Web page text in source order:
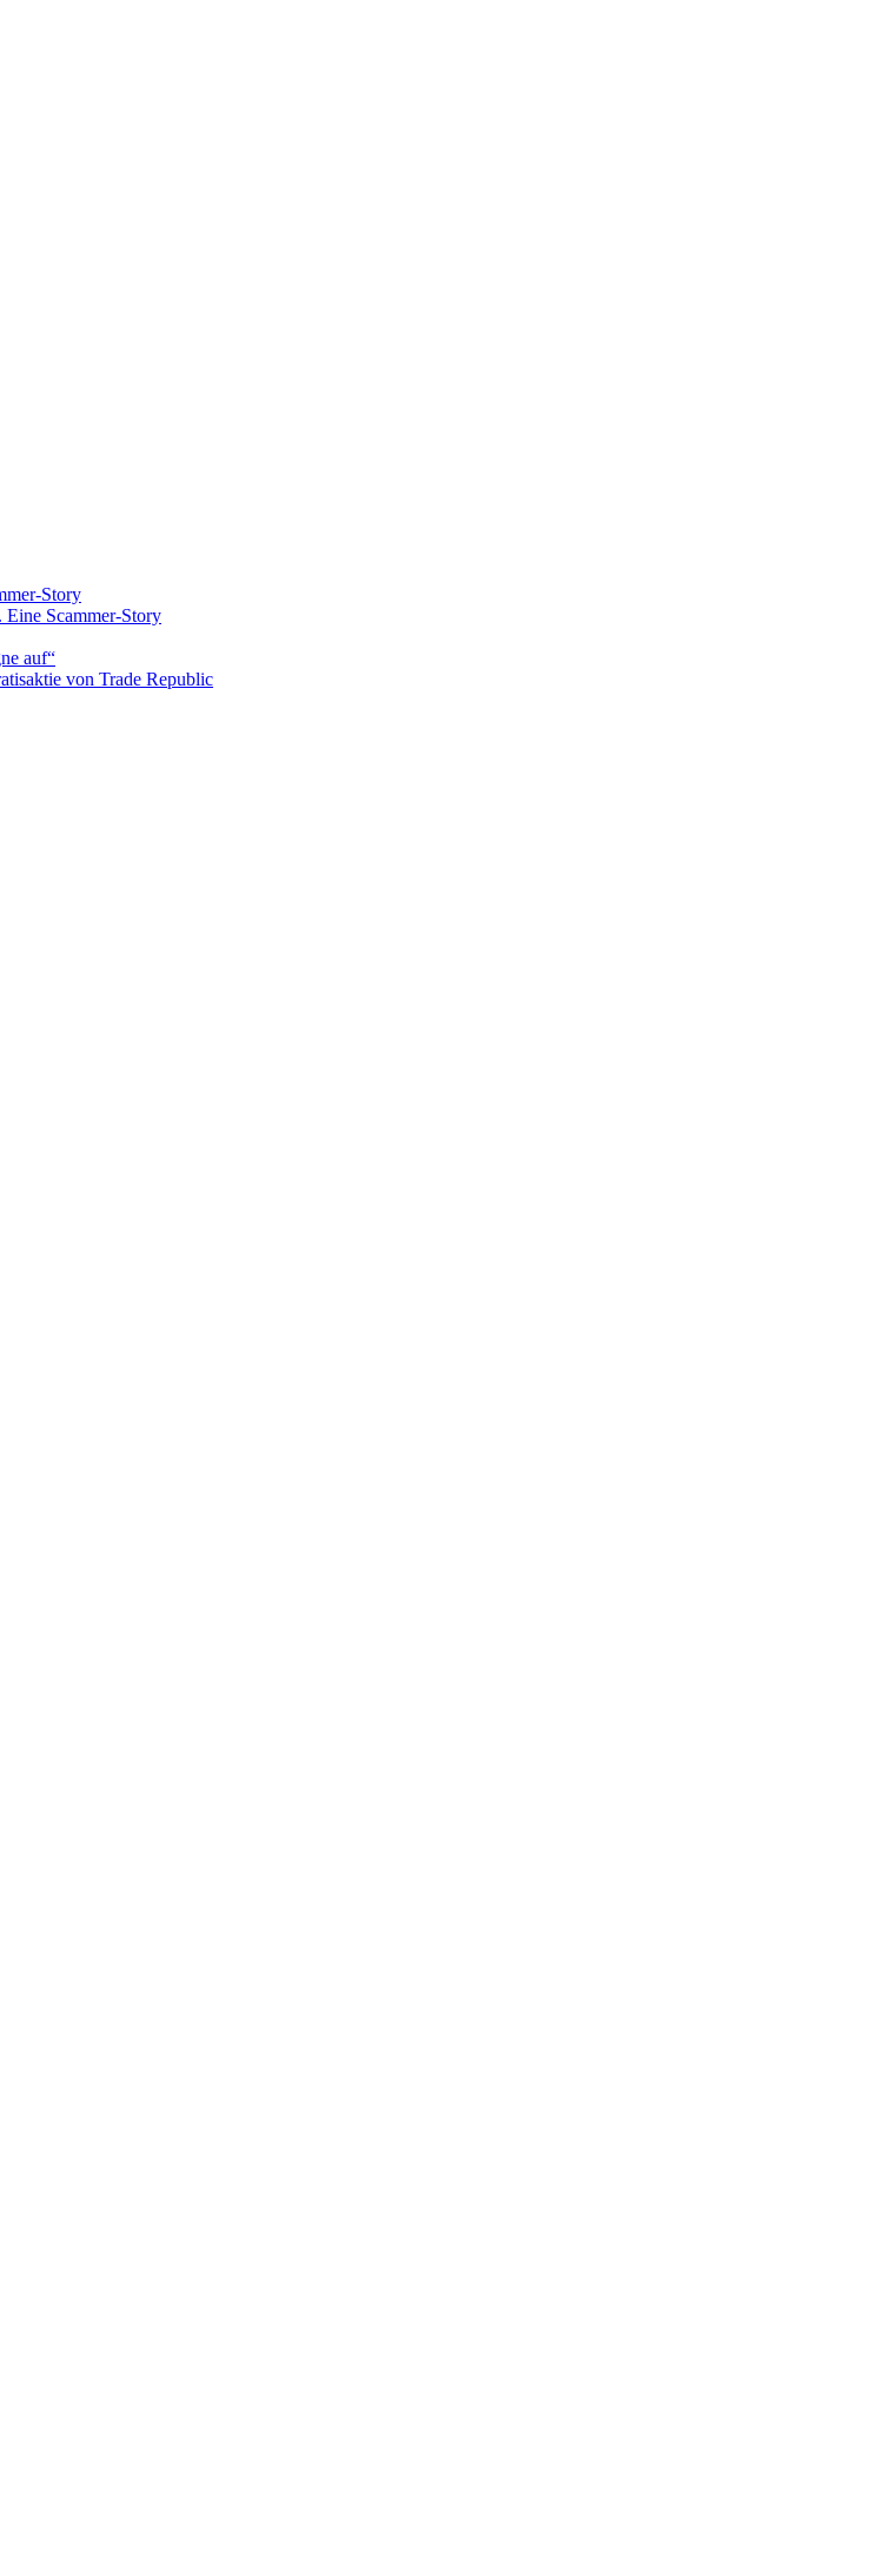
Story
Scammer-Story
auf“
von Trade Republic